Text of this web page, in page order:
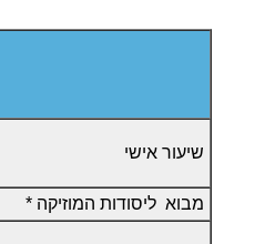
שיעור אישי
מבוא ליסודות המוזיקה *